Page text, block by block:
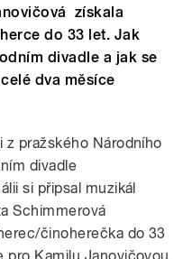
získala
do 33 let. Jak
divadle a jak se
dva měsíce
z pražského Národního
divadle
si připsal muzikál
Schimmerová
činoherečka do 33